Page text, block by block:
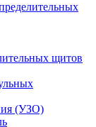
щитов
(УЗО)